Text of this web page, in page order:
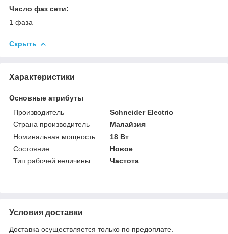
Число фаз сети:
1 фаза
Скрыть
Характеристики
Основные атрибуты
Производитель
Schneider Electric
Страна производитель
Малайзия
Номинальная мощность
18 Вт
Состояние
Новое
Тип рабочей величины
Частота
Условия доставки
Доставка осуществляется только по предоплате.